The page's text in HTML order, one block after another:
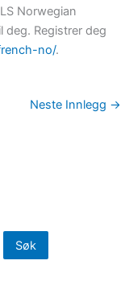
Norwegian
deg. Registrer deg
no/.
Neste Innlegg →
Søk